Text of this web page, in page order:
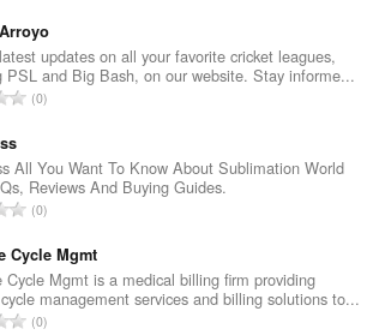
급
수
:
updates on all your favorite cricket leagues,
PSL and Big Bash, on our website. Stay informe...
총
수
0
All You Want To Know About Sublimation World
Reviews And Buying Guides.
총
급
수
:
0
Cycle Mgmt
Cycle Mgmt is a medical billing firm providing
management services and billing solutions to...
총
0